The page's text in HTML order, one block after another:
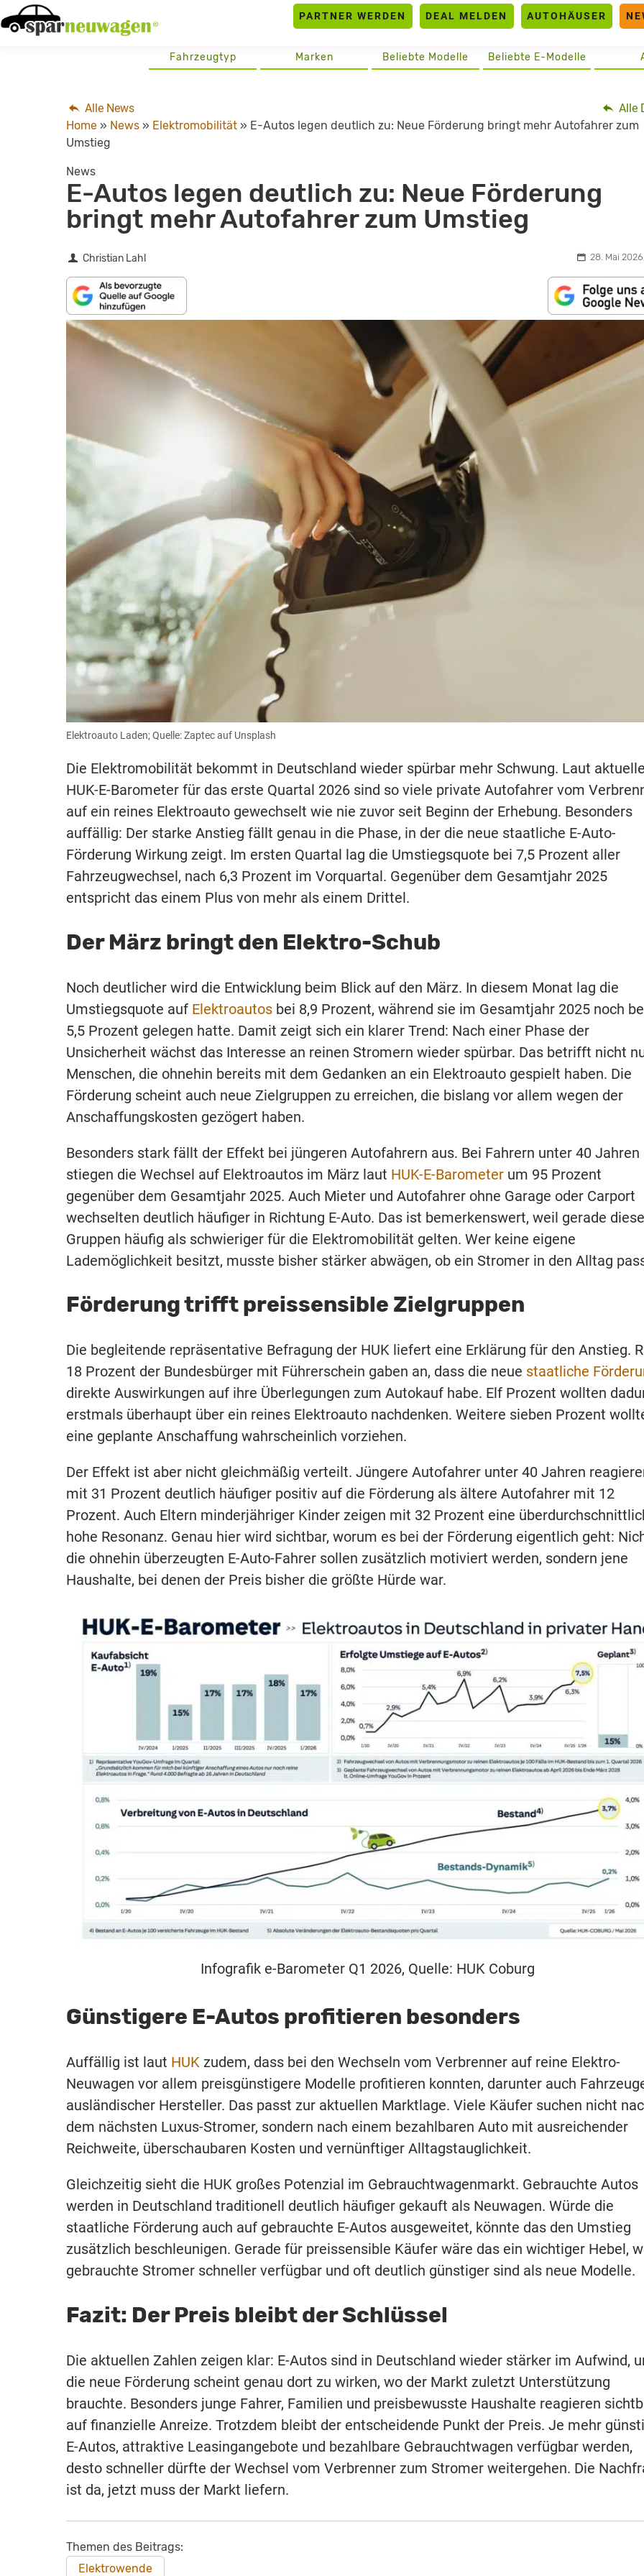
Skip
to
PARTNER WERDEN DEAL MELDEN AUTOHÄUSER
Beliebte E-Modelle
Beliebte Modelle
Marken
Fahrzeugtyp
Alle
Alle News
Home » News » Elektromobilität » E-Autos legen deutlich zu: Neue Förderung bringt mehr Autofahrer zum
Umstieg
News
E-Autos legen deutlich zu: Neue Förderung
bringt mehr Autofahrer zum Umstieg
Christian Lahl 28. Mai
Elektroauto Laden; Quelle: Zaptec auf Unsplash
Die Elektromobilität bekommt in Deutschland wieder spürbar mehr Schwung. Laut
HUK-E-Barometer für das erste Quartal 2026 sind so viele private Autofahrer vom
auf ein reines Elektroauto gewechselt wie nie zuvor seit Beginn der Erhebung. Besonders
auffällig: Der starke Anstieg fällt genau in die Phase, in der die neue staatliche E-Auto-
Förderung Wirkung zeigt. Im ersten Quartal lag die Umstiegsquote bei 7,5 Prozent aller
Fahrzeugwechsel, nach 6,3 Prozent im Vorquartal. Gegenüber dem Gesamtjahr 2025
entspricht das einem Plus von mehr als einem Drittel.
Der März bringt den Elektro-Schub
Noch deutlicher wird die Entwicklung beim Blick auf den März. In diesem Monat lag die
Umstiegsquote auf Elektroautos bei 8,9 Prozent, während sie im Gesamtjahr 2025 noch
5,5 Prozent gelegen hatte. Damit zeigt sich ein klarer Trend: Nach einer Phase der
Unsicherheit wächst das Interesse an reinen Stromern wieder spürbar. Das betrifft nicht
Menschen, die ohnehin bereits mit dem Gedanken an ein Elektroauto gespielt haben. Die
Förderung scheint auch neue Zielgruppen zu erreichen, die bislang vor allem wegen der
Anschaffungskosten gezögert haben.
Besonders stark fällt der Effekt bei jüngeren Autofahrern aus. Bei Fahrern unter 40 Jahren
stiegen die Wechsel auf Elektroautos im März laut HUK-E-Barometer um 95 Prozent
gegenüber dem Gesamtjahr 2025. Auch Mieter und Autofahrer ohne Garage oder Carport
wechselten deutlich häufiger in Richtung E-Auto. Das ist bemerkenswert, weil gerade diese
Gruppen häufig als schwieriger für die Elektromobilität gelten. Wer keine eigene
Lademöglichkeit besitzt, musste bisher stärker abwägen, ob ein Stromer in den Alltag
Förderung trifft preissensible Zielgruppen
Die begleitende repräsentative Befragung der HUK liefert eine Erklärung für den Anstieg.
18 Prozent der Bundesbürger mit Führerschein gaben an, dass die neue staatliche
direkte Auswirkungen auf ihre Überlegungen zum Autokauf habe. Elf Prozent wollten
erstmals überhaupt über ein reines Elektroauto nachdenken. Weitere sieben Prozent
eine geplante Anschaffung wahrscheinlich vorziehen.
Der Effekt ist aber nicht gleichmäßig verteilt. Jüngere Autofahrer unter 40 Jahren
mit 31 Prozent deutlich häufiger positiv auf die Förderung als ältere Autofahrer mit 12
Prozent. Auch Eltern minderjähriger Kinder zeigen mit 32 Prozent eine
hohe Resonanz. Genau hier wird sichtbar, worum es bei der Förderung eigentlich geht:
die ohnehin überzeugten E-Auto-Fahrer sollen zusätzlich motiviert werden, sondern jene
Haushalte, bei denen der Preis bisher die größte Hürde war.
Infografik e-Barometer Q1 2026, Quelle: HUK Coburg
Günstigere E-Autos profitieren besonders
Auffällig ist laut HUK zudem, dass bei den Wechseln vom Verbrenner auf reine Elektro-
Neuwagen vor allem preisgünstigere Modelle profitieren konnten, darunter auch
ausländischer Hersteller. Das passt zur aktuellen Marktlage. Viele Käufer suchen nicht
dem nächsten Luxus-Stromer, sondern nach einem bezahlbaren Auto mit ausreichender
Reichweite, überschaubaren Kosten und vernünftiger Alltagstauglichkeit.
Gleichzeitig sieht die HUK großes Potenzial im Gebrauchtwagenmarkt. Gebrauchte Autos
werden in Deutschland traditionell deutlich häufiger gekauft als Neuwagen. Würde die
staatliche Förderung auch auf gebrauchte E-Autos ausgeweitet, könnte das den Umstieg
zusätzlich beschleunigen. Gerade für preissensible Käufer wäre das ein wichtiger Hebel,
gebrauchte Stromer schneller verfügbar und oft deutlich günstiger sind als neue Modelle.
Fazit: Der Preis bleibt der Schlüssel
Die aktuellen Zahlen zeigen klar: E-Autos sind in Deutschland wieder stärker im Aufwind,
die neue Förderung scheint genau dort zu wirken, wo der Markt zuletzt Unterstützung
brauchte. Besonders junge Fahrer, Familien und preisbewusste Haushalte reagieren
auf finanzielle Anreize. Trotzdem bleibt der entscheidende Punkt der Preis. Je mehr
E-Autos, attraktive Leasingangebote und bezahlbare Gebrauchtwagen verfügbar werden,
desto schneller dürfte der Wechsel vom Verbrenner zum Stromer weitergehen. Die
ist da, jetzt muss der Markt liefern.
Themen des Beitrags:
Elektrowende